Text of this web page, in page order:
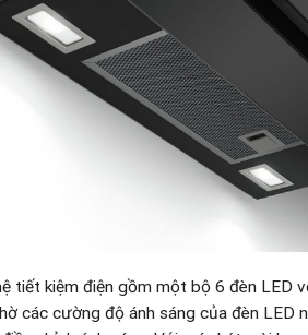
tiết kiệm điện gồm một bộ 6 đèn LED
các cường độ ánh sáng của đèn